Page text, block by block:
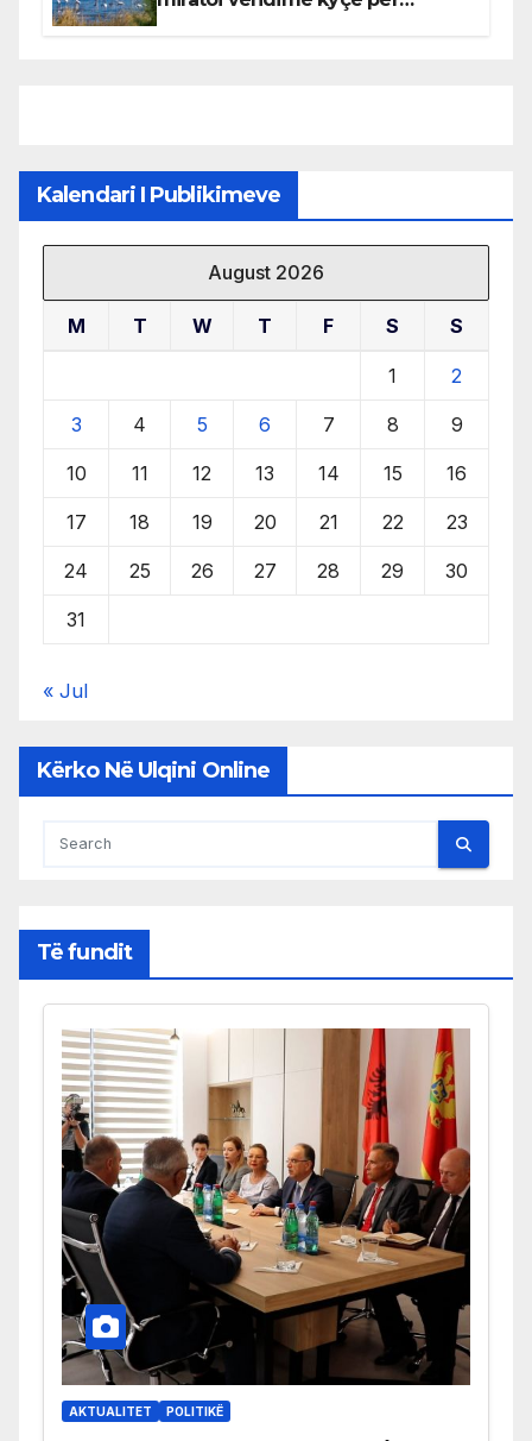
Kalendari I Publikimeve
August 2026
M T W T F S S
1 2
3 4 5 6 7 8 9
10 11 12 13 14 15 16
17 18 19 20 21 22 23
24 25 26 27 28 29 30
31
« Jul
Kërko Në Ulqini Online
Të fundit
AKTUALITET POLITIKË